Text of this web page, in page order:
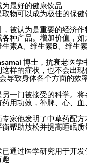
最好的健康饮品
物可以成为极佳的保
被认为是重要的经济
种产品。增加价值，
素A、维生素B、维生
博士，抗衰老医
样的症状，也不会出
导致身体各个方面的效
一门被接受的科学。
用功效，补脾、心、
家他发明了中草药配
帮助放松并提高睡眠
通过医学研究用于开